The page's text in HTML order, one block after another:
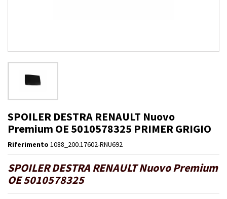
SPOILER DESTRA RENAULT Nuovo
Premium OE 5010578325 PRIMER GRIGIO
Riferimento 1088_200.17602-RNU692
SPOILER DESTRA RENAULT Nuovo Premium
OE 5010578325